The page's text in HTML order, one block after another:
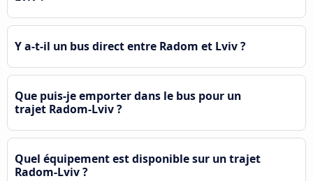
Y a-t-il un bus direct entre Radom et Lviv ?
Que puis-je emporter dans le bus pour un
trajet Radom-Lviv ?
Quel équipement est disponible sur un trajet
Radom-Lviv ?